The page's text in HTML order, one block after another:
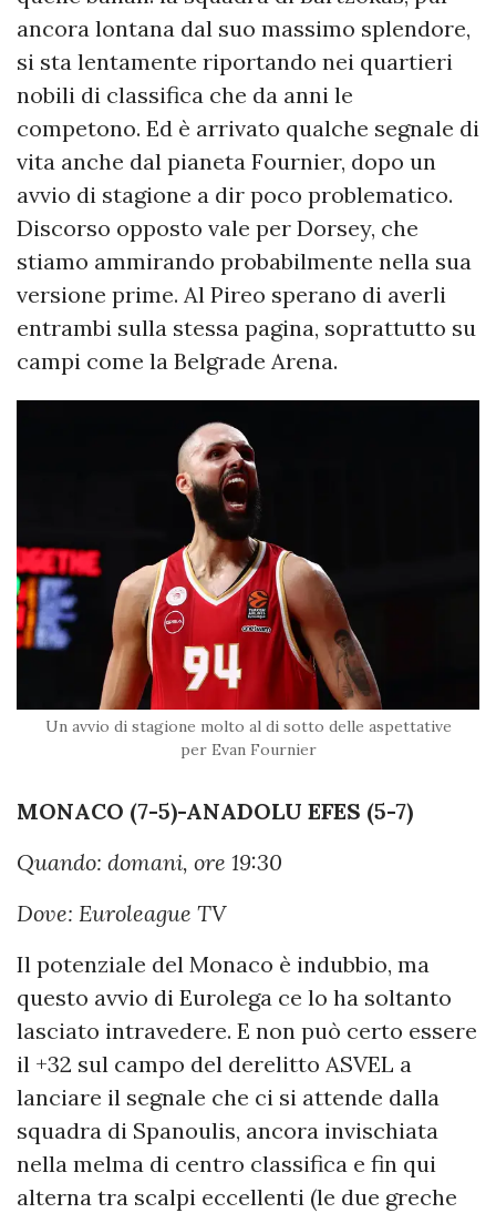
ancora lontana dal suo massimo splendore,
si sta lentamente riportando nei quartieri
nobili di classifica che da anni le
competono. Ed è arrivato qualche segnale di
vita anche dal pianeta Fournier, dopo un
avvio di stagione a dir poco problematico.
Discorso opposto vale per Dorsey, che
stiamo ammirando probabilmente nella sua
versione prime. Al Pireo sperano di averli
entrambi sulla stessa pagina, soprattutto su
campi come la Belgrade Arena.
Un avvio di stagione molto al di sotto delle aspettative
per Evan Fournier
MONACO (7-5)-ANADOLU EFES (5-7)
Quando: domani, ore 19:30
Dove: Euroleague TV
Il potenziale del Monaco è indubbio, ma
questo avvio di Eurolega ce lo ha soltanto
lasciato intravedere. E non può certo essere
il +32 sul campo del derelitto ASVEL a
lanciare il segnale che ci si attende dalla
squadra di Spanoulis, ancora invischiata
nella melma di centro classifica e fin qui
alterna tra scalpi eccellenti (le due greche